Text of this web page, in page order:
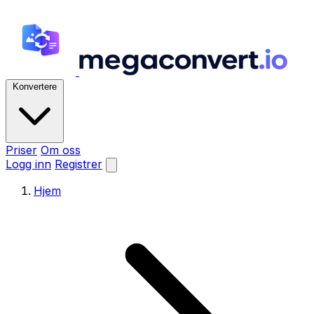
Konvertere
Priser Om oss
Logg inn Registrer
Hjem